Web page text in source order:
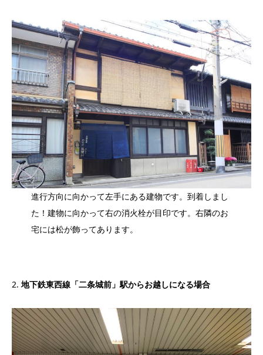
進行方向に向かって左手にある建物です。到着しまし
た！建物に向かって右の消火栓が目印です。右隣のお
宅には松が飾ってあります。
2. 地下鉄東西線「二条城前」駅からお越しになる場合